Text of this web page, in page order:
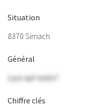
Situation
8370 Sirnach
Général
Lust auf mehr?
Chiffre clés